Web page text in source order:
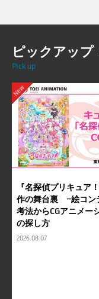
ピックアップ
Pick up
New
『名探偵プリキュア
作の舞台裏 ―絵コン
考法からCGアニメー
の探し方
2026.08.07